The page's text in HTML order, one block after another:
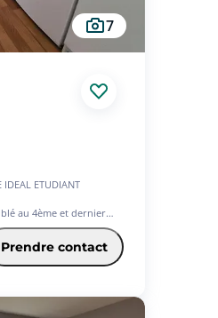
7
ETUDIANT
au 4ème et dernier
Une étagère de
plaque de cuisson,
ainsi qu'une table
Prendre contact